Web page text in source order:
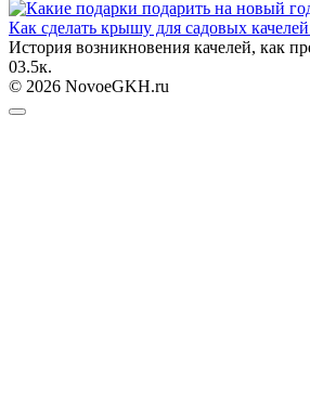
Как сделать крышу для садовых
История возникновения качелей, как
03.5к.
© 2026 NovoeGKH.ru